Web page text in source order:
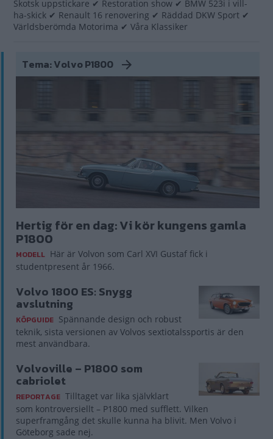
Skotsk uppstickare ✔ Restoration show ✔ BMW 523i i vill-
ha-skick ✔ Renault 16 renovering ✔ Räddad DKW Sport ✔
Världsberömda Motorima ✔ Våra Klassiker
Tema: Volvo P1800
Hertig för en dag: Vi kör kungens gamla
P1800
MODELL Här är Volvon som Carl XVI Gustaf fick i
studentpresent år 1966.
Volvo 1800 ES: Snygg
avslutning
KÖPGUIDE Spännande design och robust
teknik, sista versionen av Volvos sextiotalssportis är den
mest användbara.
Volvoville – P1800 som
cabriolet
REPORTAGE Tilltaget var lika självklart
som kontroversiellt – P1800 med sufflett. Vilken
superframgång det skulle kunna ha blivit. Men Volvo i
Göteborg sade nej.